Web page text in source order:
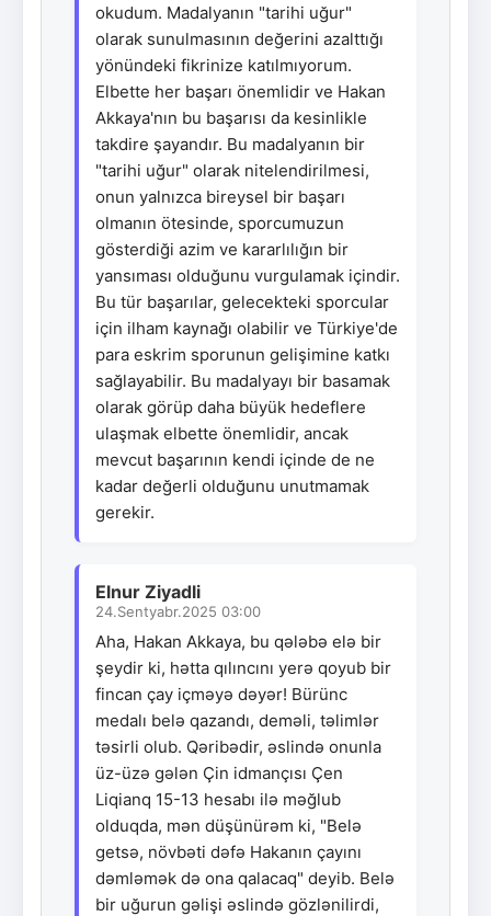
okudum. Madalyanın "tarihi uğur"
olarak sunulmasının değerini azalttığı
yönündeki fikrinize katılmıyorum.
Elbette her başarı önemlidir ve Hakan
Akkaya'nın bu başarısı da kesinlikle
takdire şayandır. Bu madalyanın bir
"tarihi uğur" olarak nitelendirilmesi,
onun yalnızca bireysel bir başarı
olmanın ötesinde, sporcumuzun
gösterdiği azim ve kararlılığın bir
yansıması olduğunu vurgulamak içindir.
Bu tür başarılar, gelecekteki sporcular
için ilham kaynağı olabilir ve Türkiye'de
para eskrim sporunun gelişimine katkı
sağlayabilir. Bu madalyayı bir basamak
olarak görüp daha büyük hedeflere
ulaşmak elbette önemlidir, ancak
mevcut başarının kendi içinde de ne
kadar değerli olduğunu unutmamak
gerekir.
Elnur Ziyadli
24.Sentyabr.2025 03:00
Aha, Hakan Akkaya, bu qələbə elə bir
şeydir ki, hətta qılıncını yerə qoyub bir
fincan çay içməyə dəyər! Bürünc
medalı belə qazandı, deməli, təlimlər
təsirli olub. Qəribədir, əslində onunla
üz-üzə gələn Çin idmançısı Çen
Liqianq 15-13 hesabı ilə məğlub
olduqda, mən düşünürəm ki, "Belə
getsə, növbəti dəfə Hakanın çayını
dəmləmək də ona qalacaq" deyib. Belə
bir uğurun gəlişi əslində gözlənilirdi,